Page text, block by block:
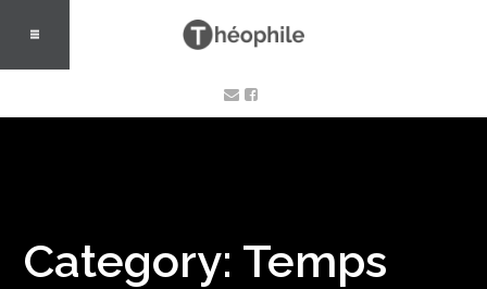
Category: Temps